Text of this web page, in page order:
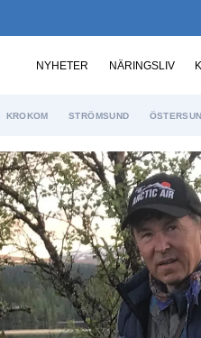
NYHETER NÄRINGSLIV
KROKOM STRÖMSUND